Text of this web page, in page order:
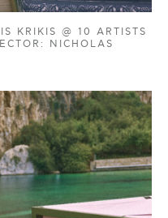
KRIKIS @ 10 ARTISTS
NICHOLAS